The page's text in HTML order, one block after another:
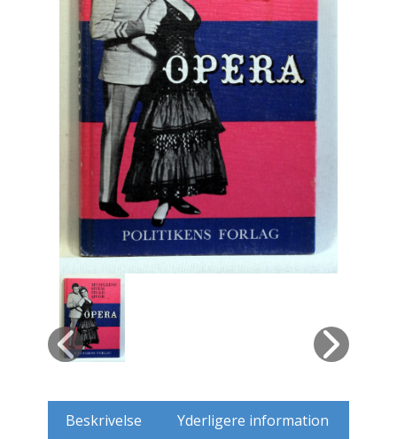
Europa
Fantasy / Sciencefiction
Filosofi
Håndarbejde
Håndværk
Historie
Hobby
Hus / Have
Husdyr
Beskrivelse Yderligere information